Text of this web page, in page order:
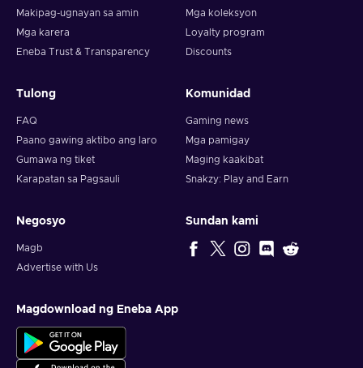
Makipag-ugnayan sa amin
Mga karera
Eneba Trust & Transparency
Mga koleksyon
Loyalty program
Discounts
Tulong
FAQ
Paano gawing aktibo ang laro
Gumawa ng tiket
Karapatan sa Pagsauli
Komunidad
Gaming news
Mga pamigay
Maging kaakibat
Snakzy: Play and Earn
Negosyo
Magb
Advertise with Us
Sundan kami
Magdownload ng Eneba App